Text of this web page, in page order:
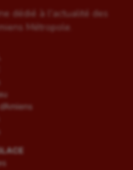
dédié à l'actualité des
Métropole.